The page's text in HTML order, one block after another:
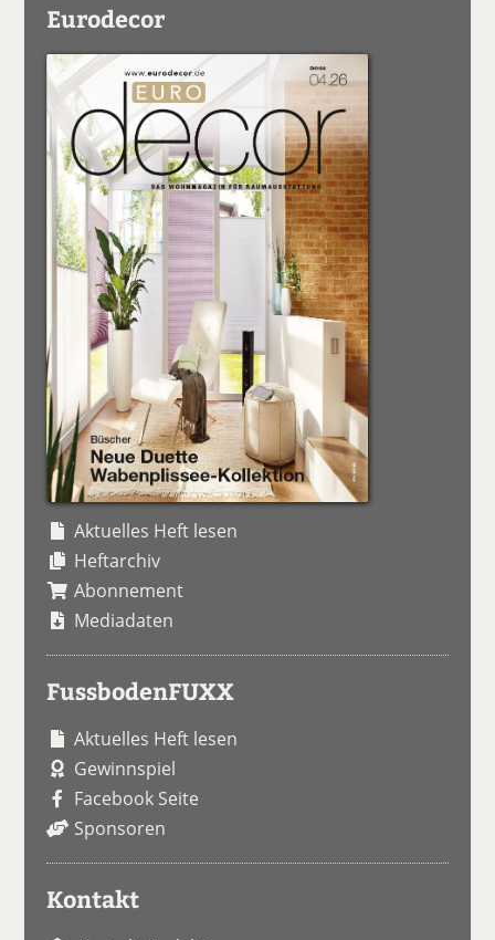
Eurodecor
Aktuelles Heft lesen
Heftarchiv
Abonnement
Mediadaten
FussbodenFUXX
Aktuelles Heft lesen
Gewinnspiel
Facebook Seite
Sponsoren
Kontakt